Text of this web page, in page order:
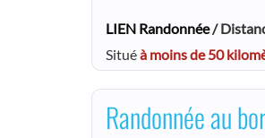
LIEN Randonnée/
Situéà moins de 50
Randonnée au